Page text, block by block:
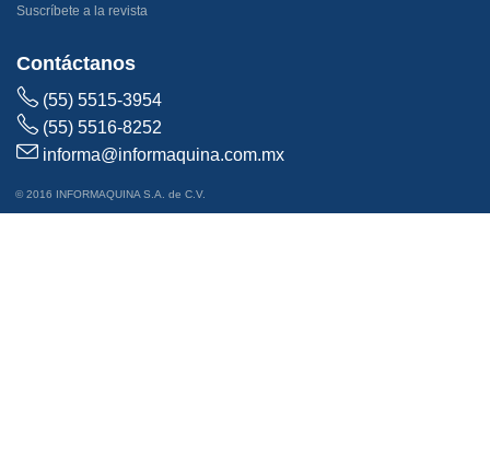
Suscríbete a la revista
Contáctanos
(55) 5515-3954
(55) 5516-8252
informa@informaquina.com.mx
© 2016 INFORMAQUINA S.A. de C.V.